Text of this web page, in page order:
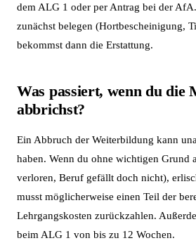
dem ALG 1 oder per Antrag bei der
zunächst belegen (Hortbescheinigung,
bekommst dann die Erstattung.
Was passiert, wenn du die
abbrichst?
Ein Abbruch der Weiterbildung kann
haben. Wenn du ohne wichtigen Grund
verloren, Beruf gefällt doch nicht),
musst möglicherweise einen Teil der
Lehrgangskosten zurückzahlen.
beim ALG 1 von bis zu 12 Wochen.